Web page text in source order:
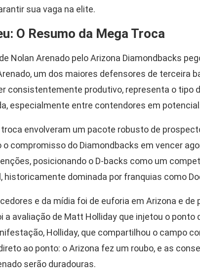
sua vaga na elite.
O Resumo da Mega Troca
Nolan Arenado pelo Arizona Diamondbacks
um dos maiores defensores de terceira
consistentemente produtivo, representa o tipo
especialmente entre contendores em
envolveram um pacote robusto de
o compromisso do Diamondbacks em vencer
posicionando o D-backs como um
historicamente dominada por franquias como
e da mídia foi de euforia em Arizona e de
a avaliação de Matt Holliday que injetou o ponto
Holliday, que compartilhou o campo
ao ponto: o Arizona fez um roubo, e as
serão duradouras.